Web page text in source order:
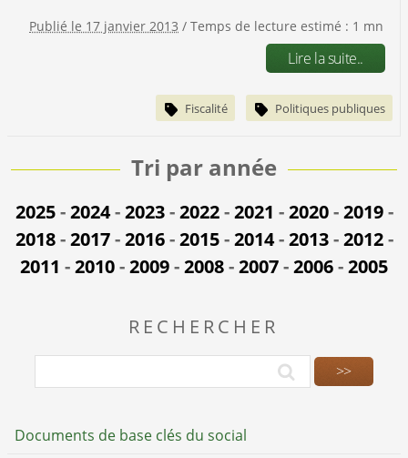
Publié le 17 janvier 2013 / Temps de lecture estimé : 1 mn
Lire la suite..
Fiscalité Politiques publiques
Tri par année
2025-2024-2023-2022-2021 -2020-2019-
2018-2017-2016-2015-2014-2013-2012-
2011 -2010-2009-2008-2007-2006-2005
RECHERCHER
Documents de base clés du social